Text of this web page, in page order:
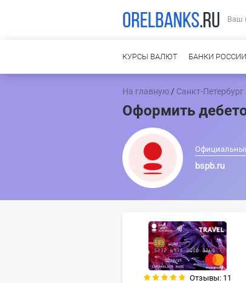
Ваш
КУРСЫ ВАЛЮТ БАНКИ РОССИИ
На главную / Санкт-Петербург
Оформить
bspb.ru
Отзывы: 11